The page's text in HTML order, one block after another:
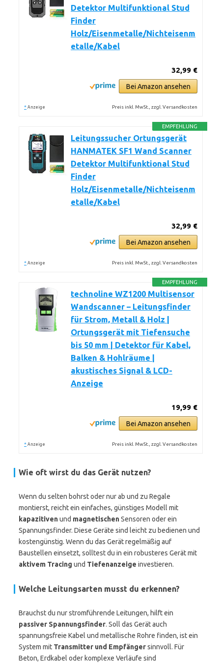
Detektor Multifunktional Stud
Finder
Holz/Eisenmetalle/Nichteisenm
etalle/Kabel
32,99 €
Bei Amazon ansehen
* Anzeige Preis inkl. MwSt., zzgl. Versandkosten
EMPFEHLUNG
Leitungssucher Ortungsgerät
HANMATEK SF1 Wand Scanner
Detektor Multifunktional Stud
Finder
Holz/Eisenmetalle/Nichteisenm
etalle/Kabel
32,99 €
Bei Amazon ansehen
* Anzeige Preis inkl. MwSt., zzgl. Versandkosten
EMPFEHLUNG
technoline WZ1200 Multisensor
Wandscanner – Leitungsfinder
für Strom, Metall & Holz |
Ortungsgerät mit Tiefensuche
bis 50 mm | Detektor für Kabel,
Balken & Hohlräume |
akustisches Signal & LCD-
Anzeige
19,99 €
Bei Amazon ansehen
* Anzeige Preis inkl. MwSt., zzgl. Versandkosten
Wie oft wirst du das Gerät nutzen?
Wenn du selten bohrst oder nur ab und zu Regale
montierst, reicht ein einfaches, günstiges Modell mit
kapazitivenund magnetischenSensoren oder ein
Spannungsfinder. Diese Geräte sind leicht zu bedienen und
kostengünstig. Wenn du das Gerät regelmäßig auf
Baustellen einsetzt, solltest du in ein robusteres Gerät mit
aktivem Tracing und Tiefenanzeige investieren.
Welche Leitungsarten musst du erkennen?
Brauchst du nur stromführende Leitungen, hilft ein
passiver Spannungsfinder. Soll das Gerät auch
spannungsfreie Kabel und metallische Rohre finden, ist ein
System mit Transmitter und Empfängersinnvoll. Für
Beton, Erdkabel oder komplexe Verläufe sind